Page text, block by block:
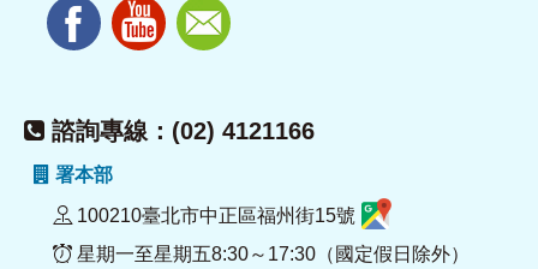
諮詢專線：(02) 4121166
署本部
100210臺北市中正區福州街15號
星期一至星期五8:30～17:30（國定假日除外）